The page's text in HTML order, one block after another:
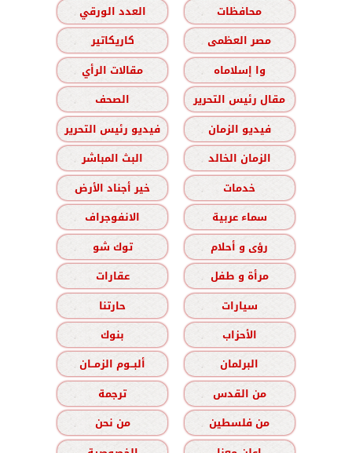
محافظات
العدد الورقي
مصر العظمى
كاريكاتير
وا إسلاماه
مقالات الرأي
مقال رئيس التحرير
الصحف
فيديو الزمان
فيديو رئيس التحرير
الزمان الخالد
البث المباشر
خدمات
خير أجناد الأرض
سماء عربية
الانفوجراف
رؤى و أحلام
توك شو
مرأة و طفل
عقارات
سيارات
حارتنا
الأحزاب
بنوك
البرلمان
ألبــوم الزمــان
من القدس
ترجمة
من فلسطين
من نحن